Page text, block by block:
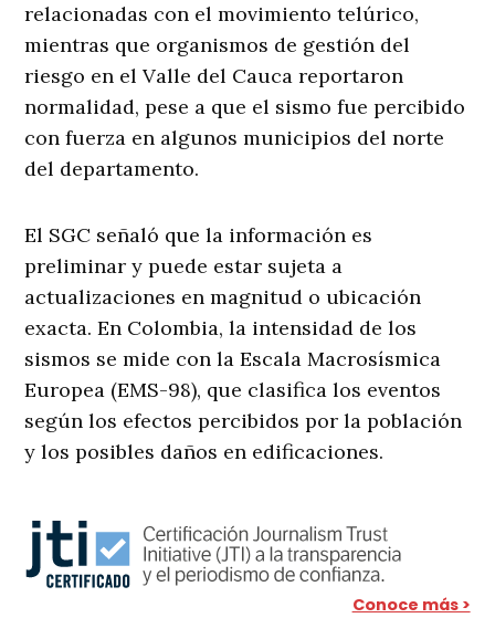
relacionadas con el movimiento telúrico,
mientras que organismos de gestión del
riesgo en el Valle del Cauca reportaron
normalidad, pese a que el sismo fue percibido
con fuerza en algunos municipios del norte
del departamento.
El SGC señaló que la información es
preliminar y puede estar sujeta a
actualizaciones en magnitud o ubicación
exacta. En Colombia, la intensidad de los
sismos se mide con la Escala Macrosísmica
Europea (EMS-98), que clasifica los eventos
según los efectos percibidos por la población
y los posibles daños en edificaciones.
Conoce más >